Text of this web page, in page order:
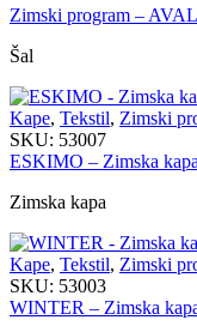
Zimski program –
Šal
Kape, Tekstil, Zimski
SKU: 53007
ESKIMO – Zimska kapa
Zimska kapa
Kape, Tekstil, Zimski
SKU: 53003
WINTER – Zimska